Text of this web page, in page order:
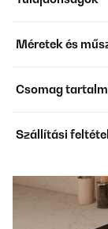
Méretek és
Csomag
Szállítási